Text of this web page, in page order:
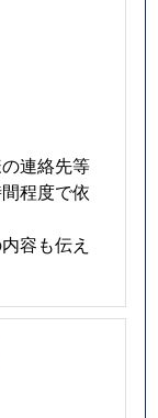
連絡先等
程度で依
容も伝え